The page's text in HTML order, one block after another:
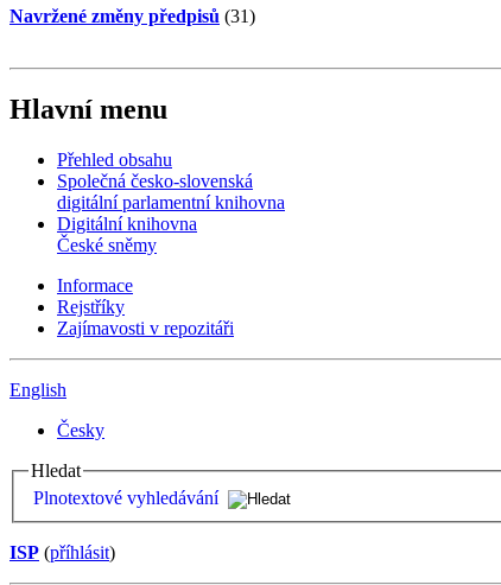
Navržené změny předpisů (31)
Hlavní menu
Přehled obsahu
Společná česko-slovenská
digitální parlamentní knihovna
Digitální knihovna
České sněmy
Informace
Rejstříky
Zajímavosti v repozitáři
English
Česky
Hledat
Plnotextové vyhledávání
ISP (příhlásit)